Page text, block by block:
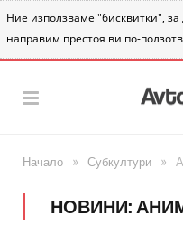
Ние използваме "бисквитки",
направим престоя ви по-
Начало » Субкултури »
НОВИНИ: